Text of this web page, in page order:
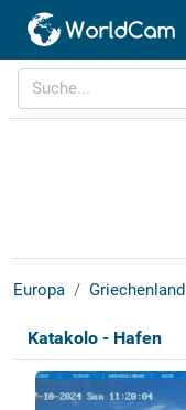
Europa Griechenland
Katakolo - Hafen